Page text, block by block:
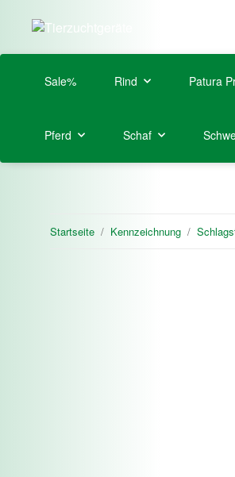
Sale% Rind Patura
Pferd Schaf
Startseite Kennzeichnung